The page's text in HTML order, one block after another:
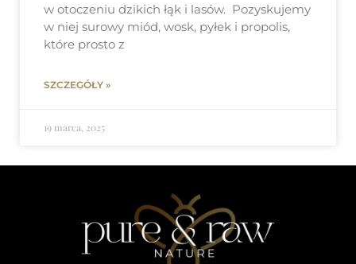
w otoczeniu dzikich łąk i lasów. Pozyskujemy
w niej surowy miód, wosk, pyłek i propolis,
które prosto z
SZCZEGÓŁY »
19 marca, 2025